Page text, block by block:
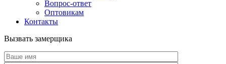
Вопрос-ответ
Оптовикам
Контакты
Вызвать замерщика